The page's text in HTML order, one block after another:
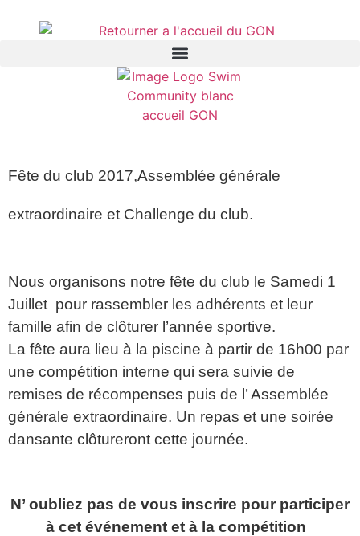
Fête du club 2017,Assemblée générale
extraordinaire et Challenge du club.
Nous organisons notre fête du club le Samedi 1
Juillet pour rassembler les adhérents et leur
famille afin de clôturer l’année sportive.
La fête aura lieu à la piscine à partir de 16h00 par
une compétition interne qui sera suivie de
remises de récompenses puis de l’ Assemblée
générale extraordinaire. Un repas et une soirée
dansante clôtureront cette journée.
N’ oubliez pas de vous inscrire pour participer
à cet événement et à la compétition